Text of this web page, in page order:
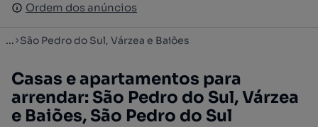
Ordem dos anúncios
Ordem dos anúncios
... São Pedro do Sul, Várzea e Baiões
Casas e apartamentos para
arrendar: São Pedro do Sul, Várzea
e Baiões, São Pedro do Sul